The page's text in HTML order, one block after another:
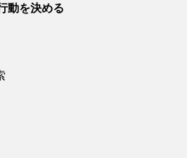
動を決める